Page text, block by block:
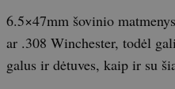
6.5×47mm šovinio
ar .308 Winchester, todėl
galus ir dėtuves, kaip ir su